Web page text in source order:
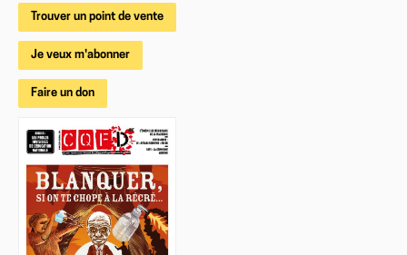
Trouver un point de vente
Je veux m'abonner
Faire un don